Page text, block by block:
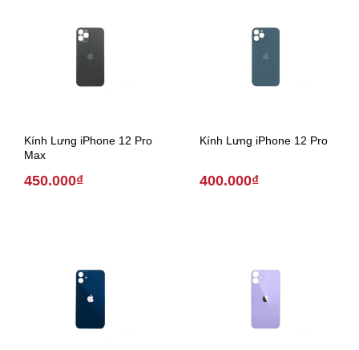
Kính Lưng iPhone 12 Pro
Max
450.000₫
Kính Lưng iPhone 12 Pro
400.000₫